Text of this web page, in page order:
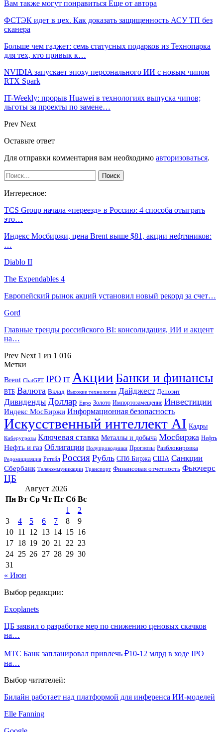
Вам также могут понравиться Еще от автора
ФСТЭК идет в цех. Как доказать защищенность АСУ ТП без
сканера
Больше чем гаджет: семь статусных подарков из Технопарка
для тех, кто привык к…
NVIDIA запускает эпоху персонального ИИ с новым чипом
RTX Spark
IT-Weekly: прорыв Huawei в технологиях выпуска чипов;
льготы за проекты по замене…
Prev Next
Оставьте ответ
Для отправки комментария вам необходимо авторизоваться.
Интересное:
TCS Group начала «переезд» в Россию: 4 способа отыграть
это…
Индекс Мосбиржи, цена Brent выше $81, акции нефтяников:
…
Diablo II
The Expendables 4
Европейский рынок акций установил новый рекорд за счет…
Gord
Главные тренды российского BI: консолидация, ИИ и акцент
на…
Prev Next 1 из 1 016
Метки
Brent ChatGPT IPO IT АкцииБанки и финансы
ВТБ Валюта Вклад Высокие технологии Дайджест Депозит
Дивиденды Доллар Евро Золото Импортозамещение Инвестиции
Индекс МосБиржи Информационная безопасность
Искусственный интеллект AI Кадры
Киберугрозы Ключевая ставка Металлы и добыча Мосбиржа Нефть
Нефть и газ Облигации Полупроводники Прогнозы Разблокировка
Редомициляция Ретейл Россия Рубль СПб Биржа США Санкции
Сбербанк Телекоммуникации Транспорт Финансовая отчетность Фьючерс
ЦБ
Август 2026
Пн Вт Ср Чт Пт Сб Вс
1
2
3
4 5 6 7 8
9
10 11 12 13 14 15 16
17 18 19 20 21 22 23
24 25 26 27 28 29 30
31
« Июн
Выбор редакции:
Exoplanets
ЦБ заявил о разработке мер по снижению ценовых скачков
на…
МТС Банк запланировал привлечь ₽10-12 млрд в ходе IPO
на…
Выбор читателей:
Билайн работает над платформой для инференса ИИ-моделей
Elle Fanning